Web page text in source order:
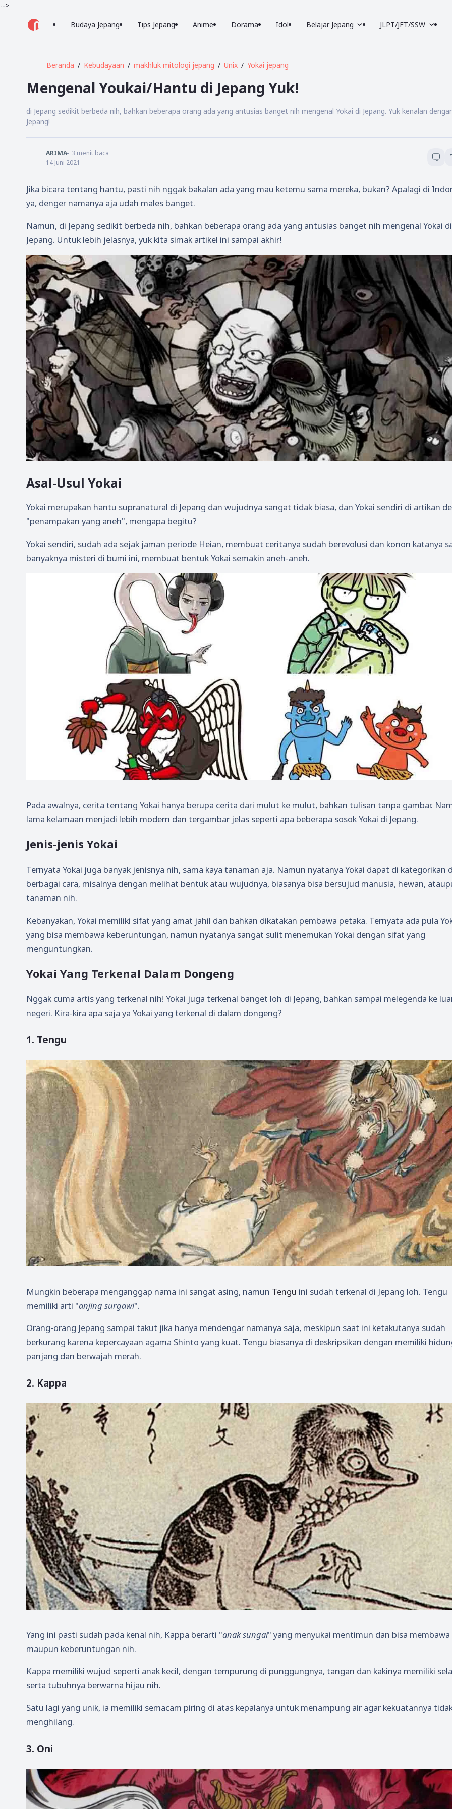
-->
Budaya Jepang
Tips Jepang Anime Dorama Idol Belajar Jepang JLPT/JFT/SSW
Beranda Kebudayaan makhluk mitologi jepang Unix Yokai jepang
Mengenal Youkai/Hantu di Jepang Yuk!
di Jepang sedikit berbeda nih, bahkan beberapa orang ada yang antusias banget nih mengenal Yokai di Jepang. Yuk kenalan
Jepang!
ARIMA 3 menit baca
14 Juni 2021
Jika bicara tentang hantu, pasti nih nggak bakalan ada yang mau ketemu sama mereka, bukan? Apalagi di
ya, denger namanya aja udah males banget.
Namun, di Jepang sedikit berbeda nih, bahkan beberapa orang ada yang antusias banget nih mengenal Yokai di
Jepang. Untuk lebih jelasnya, yuk kita simak artikel ini sampai akhir!
Asal-Usul Yokai
Yokai merupakan hantu supranatural di Jepang dan wujudnya sangat tidak biasa, dan Yokai sendiri di artikan
"penampakan yang aneh", mengapa begitu?
Yokai sendiri, sudah ada sejak jaman periode Heian, membuat ceritanya sudah berevolusi dan konon katanya
banyaknya misteri di bumi ini, membuat bentuk Yokai semakin aneh-aneh.
Pada awalnya, cerita tentang Yokai hanya berupa cerita dari mulut ke mulut, bahkan tulisan tanpa gambar.
lama kelamaan menjadi lebih modern dan tergambar jelas seperti apa beberapa sosok Yokai di Jepang.
Jenis-jenis Yokai
Ternyata Yokai juga banyak jenisnya nih, sama kaya tanaman aja. Namun nyatanya Yokai dapat di kategorikan
berbagai cara, misalnya dengan melihat bentuk atau wujudnya, biasanya bisa bersujud manusia, hewan,
tanaman nih.
Kebanyakan, Yokai memiliki sifat yang amat jahil dan bahkan dikatakan pembawa petaka. Ternyata ada pula
yang bisa membawa keberuntungan, namun nyatanya sangat sulit menemukan Yokai dengan sifat yang
menguntungkan.
Yokai Yang Terkenal Dalam Dongeng
Nggak cuma artis yang terkenal nih! Yokai juga terkenal banget loh di Jepang, bahkan sampai melegenda ke
negeri. Kira-kira apa saja ya Yokai yang terkenal di dalam dongeng?
1. Tengu
Mungkin beberapa menganggap nama ini sangat asing, namun Tengu ini sudah terkenal di Jepang loh. Tengu
memiliki arti "anjing surgawi".
Orang-orang Jepang sampai takut jika hanya mendengar namanya saja, meskipun saat ini ketakutanya sudah
berkurang karena kepercayaan agama Shinto yang kuat. Tengu biasanya di deskripsikan dengan memiliki
panjang dan berwajah merah.
2. Kappa
Yang ini pasti sudah pada kenal nih, Kappa berarti "anak sungai" yang menyukai mentimun dan bisa membawa
maupun keberuntungan nih.
Kappa memiliki wujud seperti anak kecil, dengan tempurung di punggungnya, tangan dan kakinya memiliki
serta tubuhnya berwarna hijau nih.
Satu lagi yang unik, ia memiliki semacam piring di atas kepalanya untuk menampung air agar kekuatannya
menghilang.
3. Oni